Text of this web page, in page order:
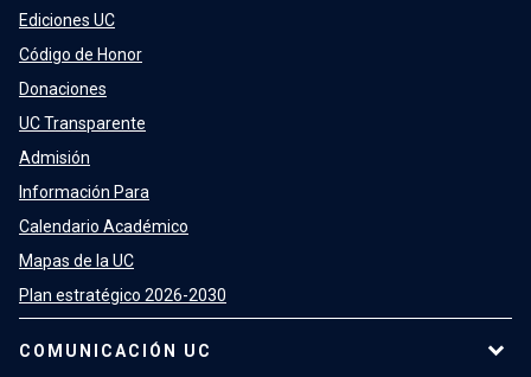
Ediciones UC
Código de Honor
Donaciones
UC Transparente
Admisión
Información Para
Calendario Académico
Mapas de la UC
Plan estratégico 2026-2030
COMUNICACIÓN UC